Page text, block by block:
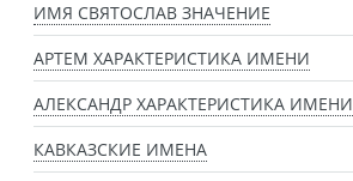
ИМЯ СВЯТОСЛАВ ЗНАЧЕНИЕ
АРТЕМ ХАРАКТЕРИСТИКА ИМЕНИ
АЛЕКСАНДР ХАРАКТЕРИСТИКА ИМЕНИ
КАВКАЗСКИЕ ИМЕНА